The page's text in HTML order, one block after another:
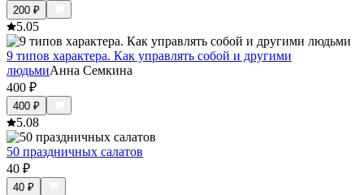
200 ₽
5.05
9 типов характера. Как управлять собой и другими
людьмиАнна Семкина
400 ₽
400 ₽
5.08
50 праздничных салатов
40 ₽
40 ₽